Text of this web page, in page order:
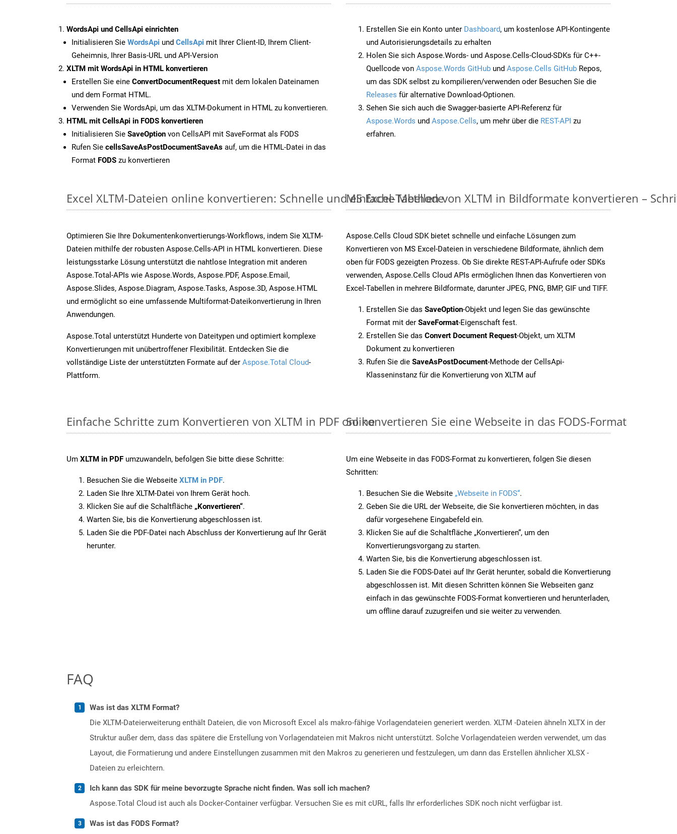
WordsApi und CellsApi einrichten
Initialisieren Sie WordsApi und CellsApi mit Ihrer Client-ID, Ihrem Client-
Geheimnis, Ihrer Basis-URL und API-Version
XLTM mit WordsApi in HTML konvertieren
Erstellen Sie eine ConvertDocumentRequest mit dem lokalen Dateinamen
und dem Format HTML.
Verwenden Sie WordsApi, um das XLTM-Dokument in HTML zu konvertieren.
HTML mit CellsApi in FODS konvertieren
Initialisieren Sie SaveOption von CellsAPI mit SaveFormat als FODS
Rufen Sie cellsSaveAsPostDocumentSaveAs auf, um die HTML-Datei in das
Format FODS zu konvertieren
Erstellen Sie ein Konto unter Dashboard, um kostenlose API-Kontingente
und Autorisierungsdetails zu erhalten
Holen Sie sich Aspose.Words- und Aspose.Cells-Cloud-SDKs für C++-
Quellcode von Aspose.Words GitHub und Aspose.Cells GitHub Repos,
um das SDK selbst zu kompilieren/verwenden oder Besuchen Sie die
Releases für alternative Download-Optionen.
Sehen Sie sich auch die Swagger-basierte API-Referenz für
Aspose.Words und Aspose.Cells, um mehr über die REST-API zu
erfahren.
Excel XLTM-Dateien online konvertieren: Schnelle und einfache Methode
Optimieren Sie Ihre Dokumentenkonvertierungs-Workflows, indem Sie XLTM-
Dateien mithilfe der robusten Aspose.Cells-API in HTML konvertieren. Diese
leistungsstarke Lösung unterstützt die nahtlose Integration mit anderen
Aspose.Total-APIs wie Aspose.Words, Aspose.PDF, Aspose.Email,
Aspose.Slides, Aspose.Diagram, Aspose.Tasks, Aspose.3D, Aspose.HTML
und ermöglicht so eine umfassende Multiformat-Dateikonvertierung in Ihren
Anwendungen.
Aspose.Total unterstützt Hunderte von Dateitypen und optimiert komplexe
Konvertierungen mit unübertroffener Flexibilität. Entdecken Sie die
vollständige Liste der unterstützten Formate auf der Aspose.Total Cloud-
Plattform.
MS Excel-Tabellen von XLTM in Bildformate konvertieren –
Aspose.Cells Cloud SDK bietet schnelle und einfache Lösungen zum
Konvertieren von MS Excel-Dateien in verschiedene Bildformate, ähnlich dem
oben für FODS gezeigten Prozess. Ob Sie direkte REST-API-Aufrufe oder SDKs
verwenden, Aspose.Cells Cloud APIs ermöglichen Ihnen das Konvertieren von
Excel-Tabellen in mehrere Bildformate, darunter JPEG, PNG, BMP, GIF und TIFF.
Erstellen Sie das SaveOption-Objekt und legen Sie das gewünschte
Format mit der SaveFormat-Eigenschaft fest.
Erstellen Sie das Convert Document Request-Objekt, um XLTM
Dokument zu konvertieren
Rufen Sie die SaveAsPostDocument-Methode der CellsApi-
Klasseninstanz für die Konvertierung von XLTM auf
Einfache Schritte zum Konvertieren von XLTM in PDF online
Um XLTM in PDF umzuwandeln, befolgen Sie bitte diese Schritte:
Besuchen Sie die Webseite XLTM in PDF.
Laden Sie Ihre XLTM-Datei von Ihrem Gerät hoch.
Klicken Sie auf die Schaltfläche „Konvertieren“.
Warten Sie, bis die Konvertierung abgeschlossen ist.
Laden Sie die PDF-Datei nach Abschluss der Konvertierung auf Ihr Gerät
herunter.
So konvertieren Sie eine Webseite in das FODS-Format
Um eine Webseite in das FODS-Format zu konvertieren, folgen Sie diesen
Schritten:
Besuchen Sie die Website „Webseite in FODS“.
Geben Sie die URL der Webseite, die Sie konvertieren möchten, in das
dafür vorgesehene Eingabefeld ein.
Klicken Sie auf die Schaltfläche „Konvertieren“, um den
Konvertierungsvorgang zu starten.
Warten Sie, bis die Konvertierung abgeschlossen ist.
Laden Sie die FODS-Datei auf Ihr Gerät herunter, sobald die Konvertierung
abgeschlossen ist. Mit diesen Schritten können Sie Webseiten ganz
einfach in das gewünschte FODS-Format konvertieren und herunterladen,
um offline darauf zuzugreifen und sie weiter zu verwenden.
FAQ
Was ist das XLTM Format?
Die XLTM-Dateierweiterung enthält Dateien, die von Microsoft Excel als makro-fähige Vorlagendateien generiert werden. XLTM -Dateien ähneln XLTX in der
Struktur außer dem, dass das spätere die Erstellung von Vorlagendateien mit Makros nicht unterstützt. Solche Vorlagendateien werden verwendet, um das
Layout, die Formatierung und andere Einstellungen zusammen mit den Makros zu generieren und festzulegen, um dann das Erstellen ähnlicher XLSX -
Dateien zu erleichtern.
Ich kann das SDK für meine bevorzugte Sprache nicht finden. Was soll ich machen?
Aspose.Total Cloud ist auch als Docker-Container verfügbar. Versuchen Sie es mit cURL, falls Ihr erforderliches SDK noch nicht verfügbar ist.
Was ist das FODS Format?